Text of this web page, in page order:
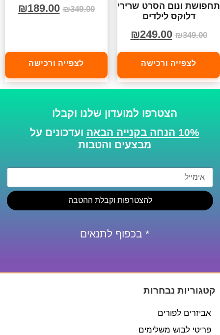
תחפושת ונום הסרט שרירי
דלוקס לילדים
₪349.00
₪249.00
לצפייה ורכישה
₪349.00
₪189.00
לצפייה ורכישה
הצטרפו למועדון שלנו וקבלו
10% הנחה בקנייה הבאה
ועדכונים על
מבצעים והטבות
להצטרפות וקבלת ההטבה
* בכפוף לתנאים
קטגוריות נבחרות
אביזרים לפורים
פריטי לבוש משלימים